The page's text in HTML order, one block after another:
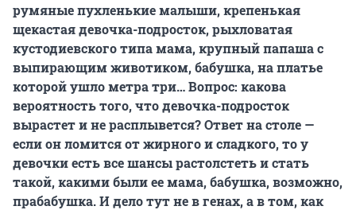
румяные пухленькие малыши, крепенькая
щекастая девочка-подросток, рыхловатая
кустодиевского типа мама, крупный папаша с
выпирающим животиком, бабушка, на платье
которой ушло метра три… Вопрос: какова
вероятность того, что девочка-подросток
вырастет и не расплывется? Ответ на столе —
если он ломится от жирного и сладкого, то у
девочки есть все шансы растолстеть и стать
такой, какими были ее мама, бабушка, возможно,
прабабушка. И дело тут не в генах, а в том, как